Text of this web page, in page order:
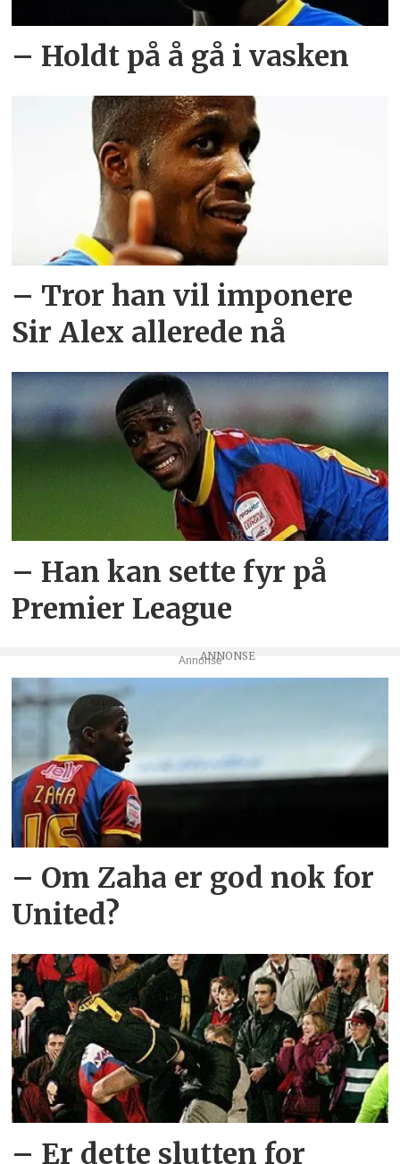
– Holdt på å gå i vasken
– Tror han vil imponere
Sir Alex allerede nå
– Han kan sette fyr på
Premier League
Annonse
– Om Zaha er god nok for
United?
– Er dette slutten for